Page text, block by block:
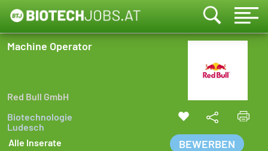
Machine Operator
Red Bull GmbH
Biotechnologie
Ludesch
Alle Inserate
BEWERBEN